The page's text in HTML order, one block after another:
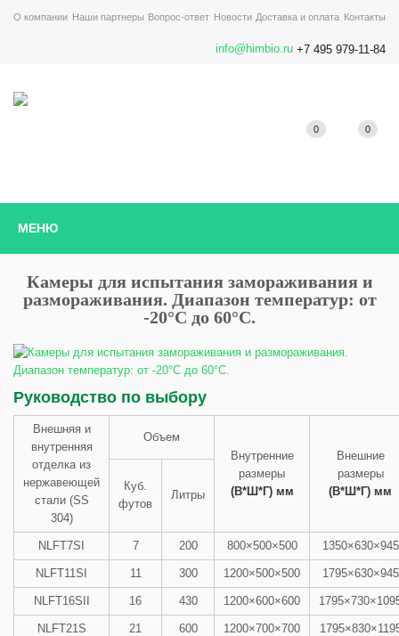
О компании Наши партнеры Вопрос-ответ Новости Доставка и оплата Контакты
info@himbio.ru +7 495 979-11-84
МЕНЮ
0 0
Камеры для испытания замораживания и
размораживания. Диапазон температур: от
-20°С до 60°С.
Руководство по выбору
Внешняя и
внутренняя
отделка из
нержавеющей
стали (SS
304)
Объем
Внутренние
размеры
(В*Ш*Г) мм
Внешние
размеры
(В*Ш*Г) мм
Куб.
футов
Литры
NLFT7SI 7 200 800×500×500 1350×630×945
NLFТ11SI 11 300 1200×500×500 1795×630×945
NLFТ16SII 16 430 1200×600×600
NLFТ21S 21 600 1200×700×700